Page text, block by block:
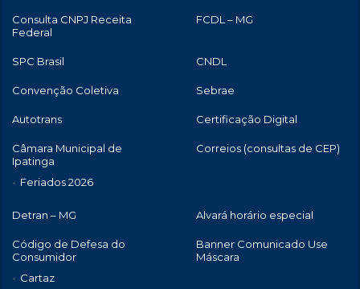
Consulta CNPJ Receita
Federal
FCDL – MG
SPC Brasil CNDL
Convenção Coletiva Sebrae
Autotrans Certificação Digital
Câmara Municipal de
Ipatinga
Feriados 2026
Correios (consultas de CEP)
Detran – MG Alvará horário especial
Código de Defesa do
Consumidor
Cartaz
Banner Comunicado Use
Máscara